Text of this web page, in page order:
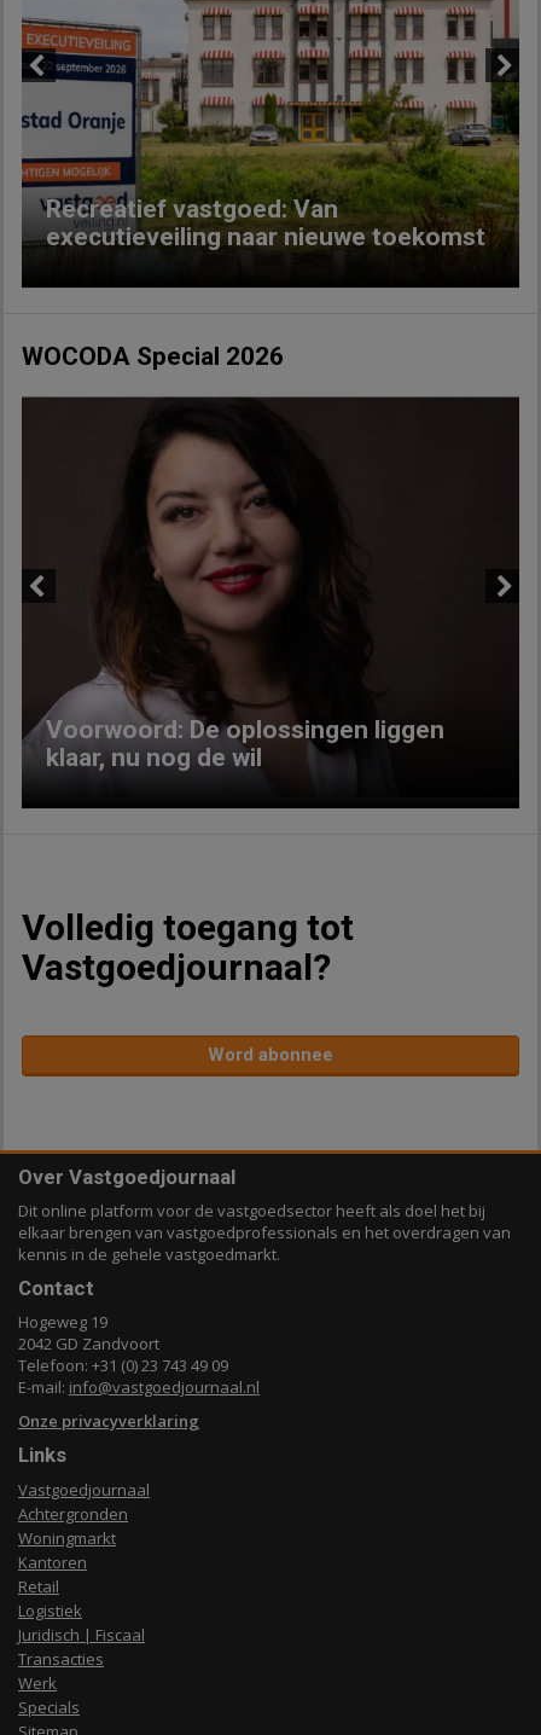
Recreatief vastgoed: Van
executieveiling naar nieuwe toekomst
Next
WOCODA Special 2026
Voorwoord: De oplossingen liggen
klaar, nu nog de wil
Volledig toegang tot
Vastgoedjournaal?
Word abonnee
Over Vastgoedjournaal
Dit online platform voor de vastgoedsector heeft als doel het bij
elkaar brengen van vastgoedprofessionals en het overdragen van
kennis in de gehele vastgoedmarkt.
Contact
Hogeweg 19
2042 GD Zandvoort
Telefoon: +31 (0) 23 743 49 09
E-mail: info@vastgoedjournaal.nl
Onze privacyverklaring
Links
Vastgoedjournaal
Achtergronden
Woningmarkt
Kantoren
Retail
Logistiek
Juridisch | Fiscaal
Transacties
Werk
Specials